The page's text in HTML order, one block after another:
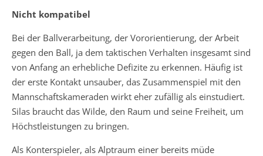
Nicht kompatibel
Bei der Ballverarbeitung, der Vororientierung, der Arbeit
gegen den Ball, ja dem taktischen Verhalten insgesamt sind
von Anfang an erhebliche Defizite zu erkennen. Häufig ist
der erste Kontakt unsauber, das Zusammenspiel mit den
Mannschaftskameraden wirkt eher zufällig als einstudiert.
Silas braucht das Wilde, den Raum und seine Freiheit, um
Höchstleistungen zu bringen.
Als Konterspieler, als Alptraum einer bereits müde